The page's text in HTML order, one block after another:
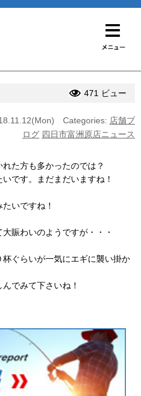
471 ビュー
Categories: 店舗ブ
ログ 四日市富洲原店ニュース
た方も多かったのでは？
です。まだまだいますね！
いですね！
賑わいのようですが・・・
ぐらいが一気にエギに襲い掛か
でみて下さいね！